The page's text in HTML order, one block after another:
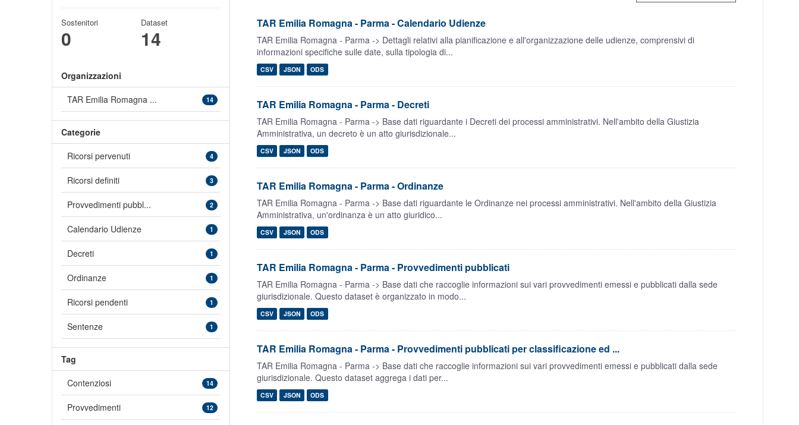
Sostenitori
0
Dataset
14
Organizzazioni
TAR Emilia Romagna ...
14
Categorie
Ricorsi pervenuti
4
Ricorsi definiti 3
Provvedimenti pubbl... 2
Calendario Udienze 1
Decreti 1
Ordinanze 1
Ricorsi pendenti 1
Sentenze 1
Tag
Contenziosi
14
Provvedimenti 12
TAR Emilia Romagna - Parma - Calendario Udienze
TAR Emilia Romagna - Parma -> Dettagli relativi alla pianificazione e all'organizzazione delle udienze, comprensivi di
informazioni specifiche sulle date, sulla tipologia di...
CSV JSON ODS
TAR Emilia Romagna - Parma - Decreti
TAR Emilia Romagna - Parma -> Base dati riguardante i Decreti dei processi amministrativi. Nell'ambito della Giustizia
Amministrativa, un decreto è un atto giurisdizionale...
CSV JSON ODS
TAR Emilia Romagna - Parma - Ordinanze
TAR Emilia Romagna - Parma -> Base dati riguardante le Ordinanze nei processi amministrativi. Nell'ambito della Giustizia
Amministrativa, un'ordinanza è un atto giuridico...
CSV JSON ODS
TAR Emilia Romagna - Parma - Provvedimenti pubblicati
TAR Emilia Romagna - Parma -> Base dati che raccoglie informazioni sui vari provvedimenti emessi e pubblicati dalla sede
giurisdizionale. Questo dataset è organizzato in modo...
CSV JSON ODS
TAR Emilia Romagna - Parma - Provvedimenti pubblicati per classificazione ed ...
TAR Emilia Romagna - Parma -> Base dati che raccoglie informazioni sui vari provvedimenti emessi e pubblicati dalla sede
giurisdizionale. Questo dataset aggrega i dati per...
CSV JSON ODS